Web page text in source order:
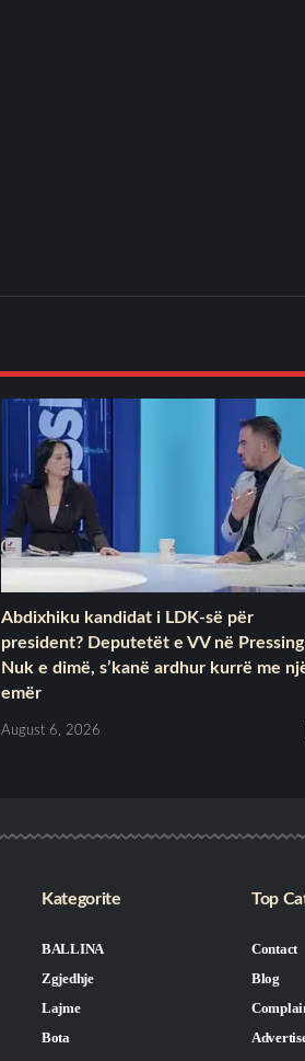
Abdixhiku kandidat i LDK-së për
president? Deputetët e VV në
Nuk e dimë, s’kanë ardhur kurrë me
emër
August 6, 2026
Kategorite
BALLINA
Zgjedhje
Lajme
Bota
Top
Contact
Blog